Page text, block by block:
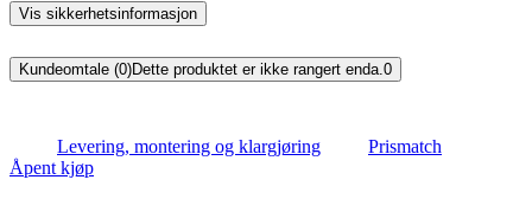
Vis sikkerhetsinformasjon
Kundeomtale (0)Dette produktet er ikke rangert enda.0
Levering, montering og klargjøring
Prismatch
Åpent kjøp